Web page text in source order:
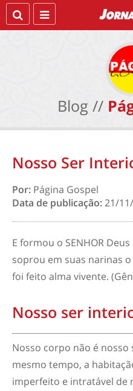
Blog //
Nosso Ser
Por: Página Gospel
Data de publicação:21/
E formou o SENHOR
soprou em suas narinas
foi feito alma vivente.
Nosso ser
Nosso corpo não é nosso
mesmo tempo, a
imperfeito e intratável de